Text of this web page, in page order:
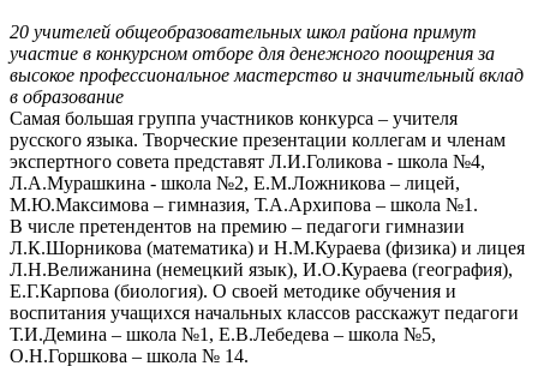
20 учителей общеобразовательных школ района примут
участие в конкурсном отборе для денежного поощрения за
высокое профессиональное мастерство и значительный вклад
в образование
Самая большая группа участников конкурса – учителя
русского языка. Творческие презентации коллегам и членам
экспертного совета представят Л.И.Голикова - школа №4,
Л.А.Мурашкина - школа №2, Е.М.Ложникова – лицей,
М.Ю.Максимова – гимназия, Т.А.Архипова – школа №1.
В числе претендентов на премию – педагоги гимназии
Л.К.Шорникова (математика) и Н.М.Кураева (физика) и лицея
Л.Н.Велижанина (немецкий язык), И.О.Кураева (география),
Е.Г.Карпова (биология). О своей методике обучения и
воспитания учащихся начальных классов расскажут педагоги
Т.И.Демина – школа №1, Е.В.Лебедева – школа №5,
О.Н.Горшкова – школа № 14.